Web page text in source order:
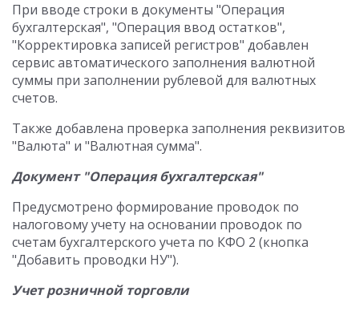
При вводе строки в документы "Операция
бухгалтерская", "Операция ввод остатков",
"Корректировка записей регистров" добавлен
сервис автоматического заполнения валютной
суммы при заполнении рублевой для валютных
счетов.
Также добавлена проверка заполнения реквизитов
"Валюта" и "Валютная сумма".
Документ "Операция бухгалтерская"
Предусмотрено формирование проводок по
налоговому учету на основании проводок по
счетам бухгалтерского учета по КФО 2 (кнопка
"Добавить проводки НУ").
Учет розничной торговли